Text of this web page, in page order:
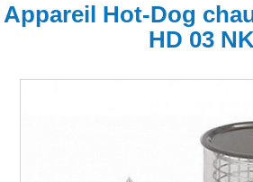
Appareil Hot-Dog
HD 03